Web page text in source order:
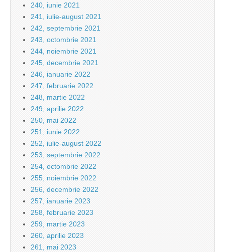
240, iunie 2021
241, iulie-august 2021
242, septembrie 2021
243, octombrie 2021
244, noiembrie 2021
245, decembrie 2021
246, ianuarie 2022
247, februarie 2022
248, martie 2022
249, aprilie 2022
250, mai 2022
251, iunie 2022
252, iulie-august 2022
253, septembrie 2022
254, octombrie 2022
255, noiembrie 2022
256, decembrie 2022
257, ianuarie 2023
258, februarie 2023
259, martie 2023
260, aprilie 2023
261, mai 2023